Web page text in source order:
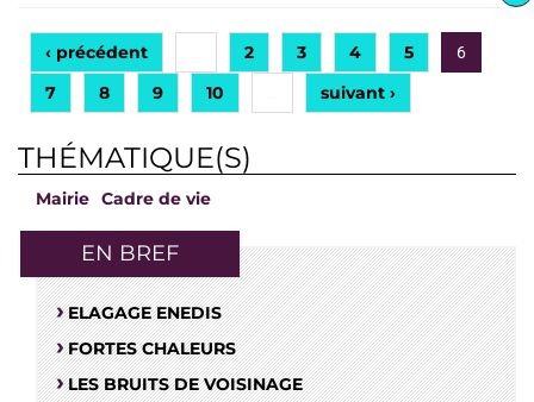
‹ précédent 2 3 4 5 6
7 8 9 10 suivant ›
THÉMATIQUE(S)
Mairie Cadre de vie
EN BREF
ELAGAGE ENEDIS
FORTES CHALEURS
LES BRUITS DE VOISINAGE